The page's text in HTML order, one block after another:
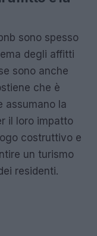
sono spesso
degli affitti
sono anche
che è
assumano la
il loro impatto
costruttivo e
un turismo
residenti.